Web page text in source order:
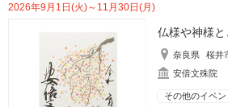
2026年9月1日(火)～11月30日(月)
仏様や神様
奈良県
桜井
安倍文殊院
その他のイベン